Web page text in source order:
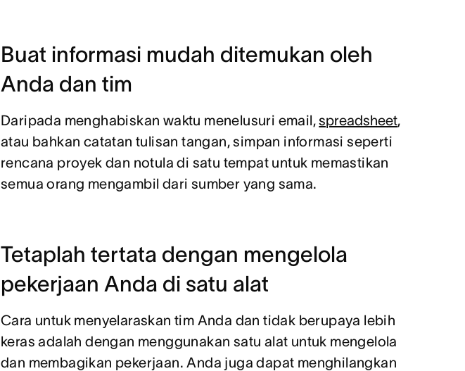
Buat informasi mudah ditemukan oleh
Anda dan tim
Daripada menghabiskan waktu menelusuri email,spreadsheet,
atau bahkan catatan tulisan tangan, simpan informasi seperti
rencana proyek dan notula di satu tempat untuk memastikan
semua orang mengambil dari sumber yang sama.
Tetaplah tertata dengan mengelola
pekerjaan Anda di satu alat
Cara untuk menyelaraskan tim Anda dan tidak berupaya lebih
keras adalah dengan menggunakan satu alat untuk mengelola
dan membagikan pekerjaan. Anda juga dapat menghilangkan